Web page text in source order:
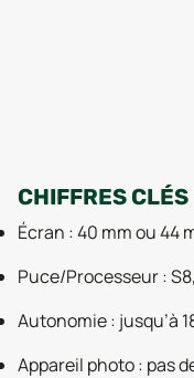
CHIFFRES CLÉS
Écran : 40 mm ou 44
Puce/Processeur :
Autonomie : jusqu’à
Appareil photo : pas